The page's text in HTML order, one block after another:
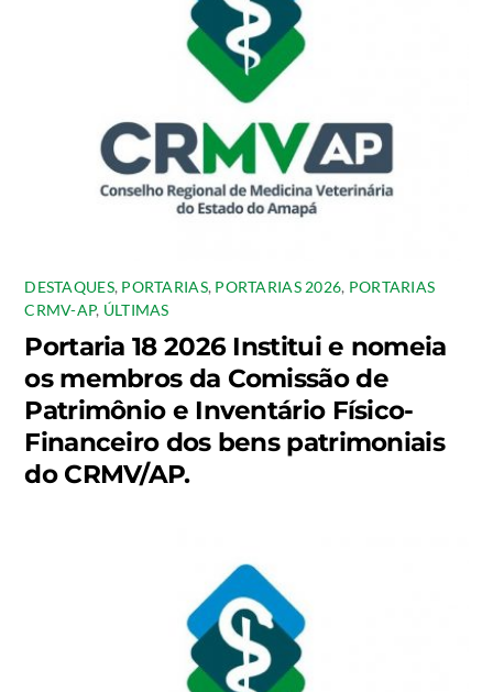
DESTAQUES, PORTARIAS, PORTARIAS 2026, PORTARIAS
CRMV-AP, ÚLTIMAS
Portaria 18 2026 Institui e nomeia
os membros da Comissão de
Patrimônio e Inventário Físico-
Financeiro dos bens patrimoniais
do CRMV/AP.